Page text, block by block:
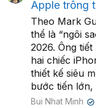
Apple trông
Theo Mark
thể là “ngôi
2026. Ông
hai chiếc
thiết kế siêu
bước tiến lớn,
Bui Nhat Minh ✔